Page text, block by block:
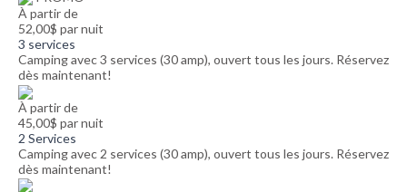
À partir de
52,00$ par nuit
3 services
Camping avec 3 services (30 amp), ouvert tous les jours. Réservez
dès maintenant!
À partir de
45,00$ par nuit
2 Services
Camping avec 2 services (30 amp), ouvert tous les jours. Réservez
dès maintenant!